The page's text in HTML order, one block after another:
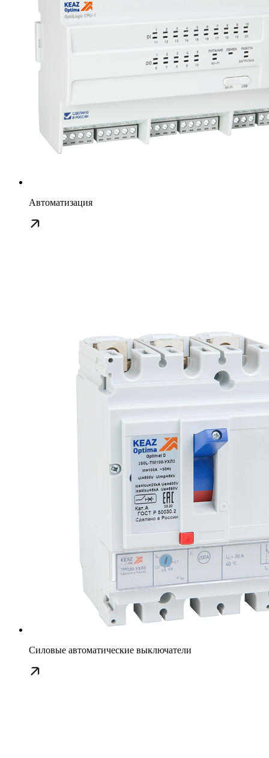
Автоматизация
Силовые автоматические выключатели